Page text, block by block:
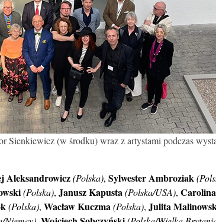
(w środku) wraz z artystami podczas
Aleksandrowicz(Polska), Sylwester Ambroziak
(Polska), Janusz Kapusta(Polska/USA),
(Polska), Wacław Kuczma(Polska), Julita